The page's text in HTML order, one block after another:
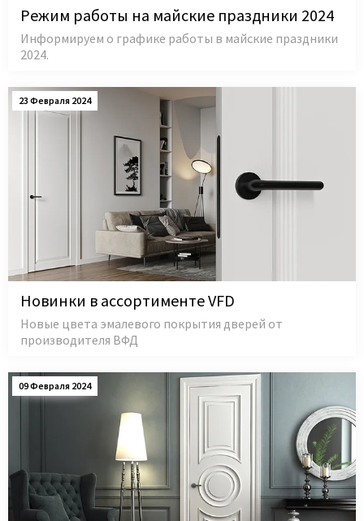
Режим работы на майские праздники 2024
Информируем о графике работы в майские праздники
2024.
23 Февраля 2024
Новинки в ассортименте VFD
Новые цвета эмалевого покрытия дверей от
производителя ВФД
09 Февраля 2024